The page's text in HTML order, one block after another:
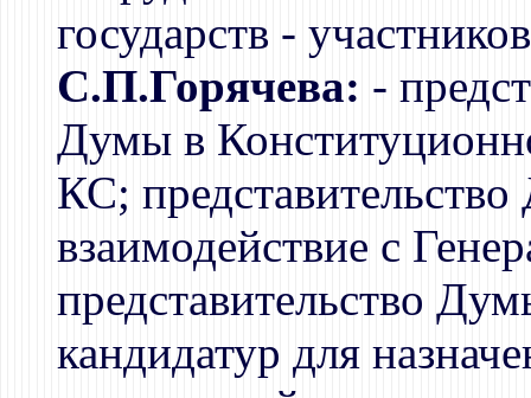
государств -
С.П.Горячева: -
Думы в
КС;
взаимодействие с
представительство
кандидатур для